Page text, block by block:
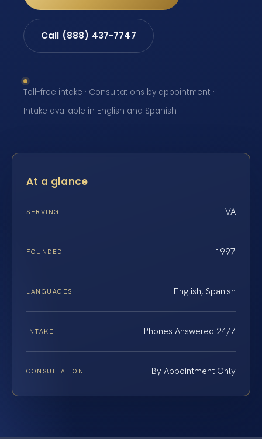
Call (888) 437-7747
Toll-free intake · Consultations by appointment ·
Intake available in English and Spanish
At a glance
SERVING VA
FOUNDED 1997
LANGUAGES English, Spanish
INTAKE Phones Answered 24/7
CONSULTATION By Appointment Only